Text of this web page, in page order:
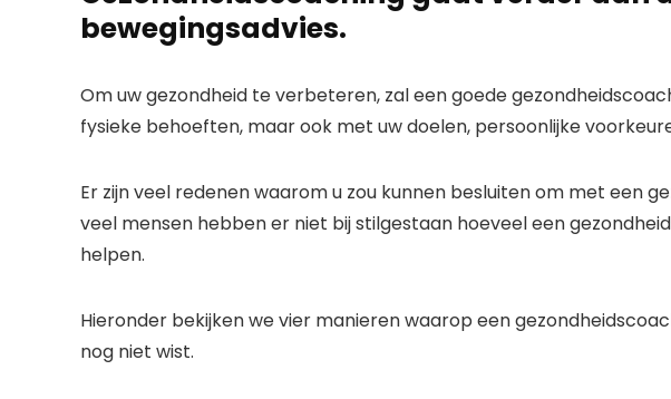
bewegingsadvies.
Om uw gezondheid te verbeteren, zal een goede
fysieke behoeften, maar ook met uw doelen, persoonlijke
Er zijn veel redenen waarom u zou kunnen besluiten om met een
veel mensen hebben er niet bij stilgestaan ​​hoeveel een
helpen.
Hieronder bekijken we vier manieren waarop een
nog niet wist.